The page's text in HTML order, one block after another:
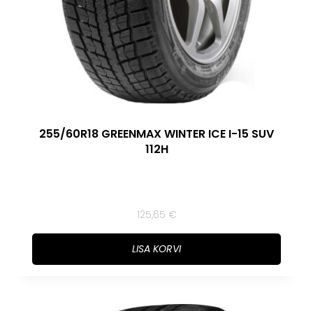
255/60R18 GREENMAX WINTER ICE I-15 SUV
112H
125,65 €
LISA KORVI